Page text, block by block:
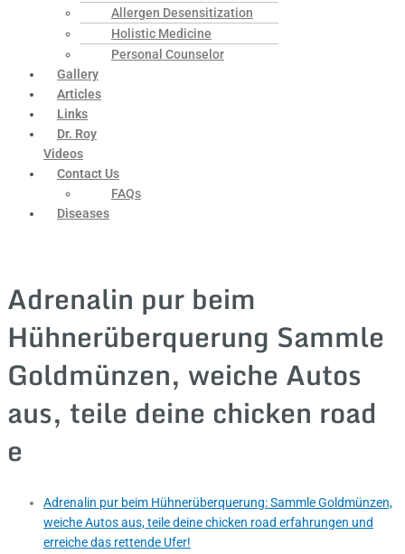
Allergen Desensitization
Holistic Medicine
Personal Counselor
Gallery
Articles
Links
Dr. Roy
Videos
Contact Us
FAQs
Diseases
Adrenalin pur beim
Hühnerüberquerung Sammle
Goldmünzen, weiche Autos
aus, teile deine chicken road
e
Adrenalin pur beim Hühnerüberquerung: Sammle Goldmünzen,
weiche Autos aus, teile deine chicken road erfahrungen und
erreiche das rettende Ufer!